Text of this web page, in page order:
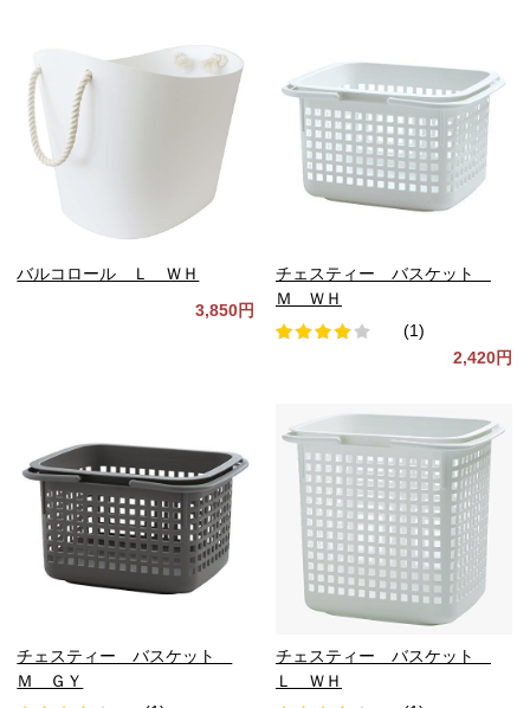
バルコロール Ｌ ＷＨ
3,850円
チェスティー バスケット
Ｍ ＷＨ
(1)
2,420円
チェスティー バスケット
Ｍ ＧＹ
チェスティー バスケット
Ｌ ＷＨ